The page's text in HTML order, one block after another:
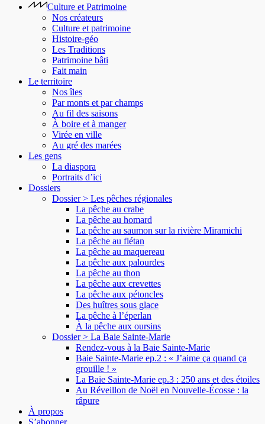
Menu
Culture et Patrimoine
Nos créateurs
Culture et patrimoine
Histoire-géo
Les Traditions
Patrimoine bâti
Fait main
Le territoire
Nos îles
Par monts et par champs
Au fil des saisons
À boire et à manger
Virée en ville
Au gré des marées
Les gens
La diaspora
Portraits d’ici
Dossiers
Dossier > Les pêches régionales
La pêche au crabe
La pêche au homard
La pêche au saumon sur la rivière Miramichi
La pêche au flétan
La pêche au maquereau
La pêche aux palourdes
La pêche au thon
La pêche aux crevettes
La pêche aux pétoncles
Des huîtres sous glace
La pêche à l’éperlan
À la pêche aux oursins
Dossier > La Baie Sainte-Marie
Rendez-vous à la Baie Sainte-Marie
Baie Sainte-Marie ep.2 : « J’aime ça quand ça
grouille ! »
La Baie Sainte-Marie ep.3 : 250 ans et des étoiles
Au Réveillon de Noël en Nouvelle-Écosse : la
râpure
À propos
S’abonner